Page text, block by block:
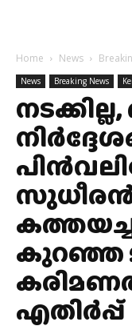
Home News
News Breaking News
സുധീരൻ;
കുറഞ്ഞ
എതിർപ്പ്